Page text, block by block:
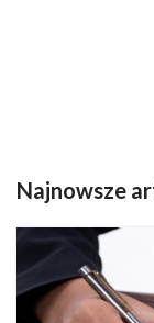
Najnowsze